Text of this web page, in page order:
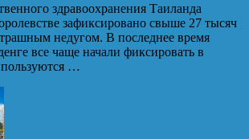
здравоохранения Таиланда
зафиксировано свыше 27 тысяч
недугом. В последнее время
все чаще начали фиксировать в
пользуются …